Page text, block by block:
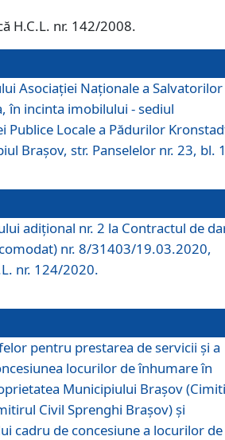
H.C.L. nr. 142/2008.
Asociației Naționale a Salvatorilor
în incinta imobilului - sediul
Publice Locale a Pădurilor
Braşov, str. Panselelor nr. 23, bl.
adițional nr. 2 la Contractul de
nr. 8/31403/19.03.2020,
nr. 124/2020.
pentru prestarea de servicii şi a
locurilor de înhumare în
Municipiului Braşov
Civil Sprenghi Braşov) şi
cadru de concesiune a locurilor de